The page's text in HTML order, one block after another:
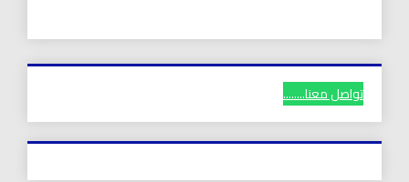
تواصل معنا........